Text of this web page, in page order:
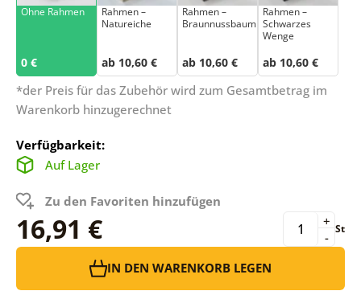
Ohne Rahmen
0 €
Rahmen –
Natureiche
ab 10,60 €
Rahmen –
Braunnussbaum
ab 10,60 €
Rahmen –
Schwarzes
Wenge
ab 10,60 €
*der Preis für das Zubehör wird zum Gesamtbetrag im
Warenkorb hinzugerechnet
Verfügbarkeit:
Auf Lager
Zu den Favoriten hinzufügen
16,91 € -
+ St
IN DEN WARENKORB LEGEN